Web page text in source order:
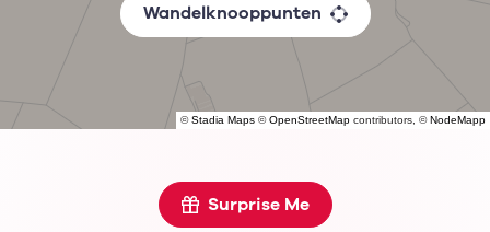
©Stadia Maps ©OpenStreetMap contributors, ©NodeMapp
Wandelknooppunten
Surprise Me